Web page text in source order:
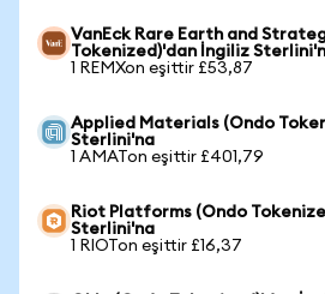
VanEck Rare Earth and
Tokenized)'dan İngiliz
1 REMXon eşittir £53,87
Applied Materials (Ondo
Sterlini'na
1 AMATon eşittir £401,79
Riot Platforms (Ondo
Sterlini'na
1 RIOTon eşittir £16,37